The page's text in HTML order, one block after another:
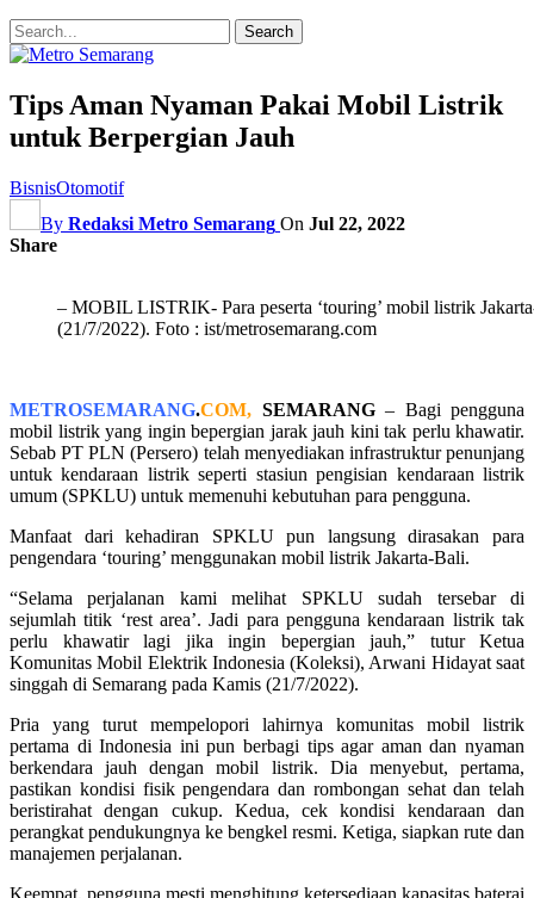
Tips Aman Nyaman Pakai Mobil Listrik
untuk Berpergian Jauh
BisnisOtomotif
By Redaksi Metro Semarang On Jul 22, 2022
Share
– MOBIL LISTRIK- Para peserta ‘touring’ mobil listrik
(21/7/2022). Foto : ist/metrosemarang.com
METROSEMARANG.COM, SEMARANG– Bagi pengguna
mobil listrik yang ingin bepergian jarak jauh kini tak perlu khawatir.
Sebab PT PLN (Persero) telah menyediakan infrastruktur penunjang
untuk kendaraan listrik seperti stasiun pengisian kendaraan listrik
umum (SPKLU) untuk memenuhi kebutuhan para pengguna.
Manfaat dari kehadiran SPKLU pun langsung dirasakan para
pengendara ‘touring’ menggunakan mobil listrik Jakarta-Bali.
“Selama perjalanan kami melihat SPKLU sudah tersebar di
sejumlah titik ‘rest area’. Jadi para pengguna kendaraan listrik tak
perlu khawatir lagi jika ingin bepergian jauh,” tutur Ketua
Komunitas Mobil Elektrik Indonesia (Koleksi), Arwani Hidayat saat
singgah di Semarang pada Kamis (21/7/2022).
Pria yang turut mempelopori lahirnya komunitas mobil listrik
pertama di Indonesia ini pun berbagi tips agar aman dan nyaman
berkendara jauh dengan mobil listrik. Dia menyebut, pertama,
pastikan kondisi fisik pengendara dan rombongan sehat dan telah
beristirahat dengan cukup. Kedua, cek kondisi kendaraan dan
perangkat pendukungnya ke bengkel resmi. Ketiga, siapkan rute dan
manajemen perjalanan.
Keempat, pengguna mesti menghitung ketersediaan kapasitas baterai